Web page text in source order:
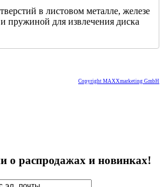
в листовом металле, железе
для извлечения диска
Copyright MAXXmarketing GmbH
о распродажах и новинках!